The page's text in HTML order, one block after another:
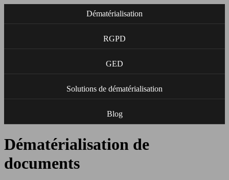
Dématérialisation
RGPD
GED
Solutions de dématérialisation
Blog
Dématérialisation de
documents